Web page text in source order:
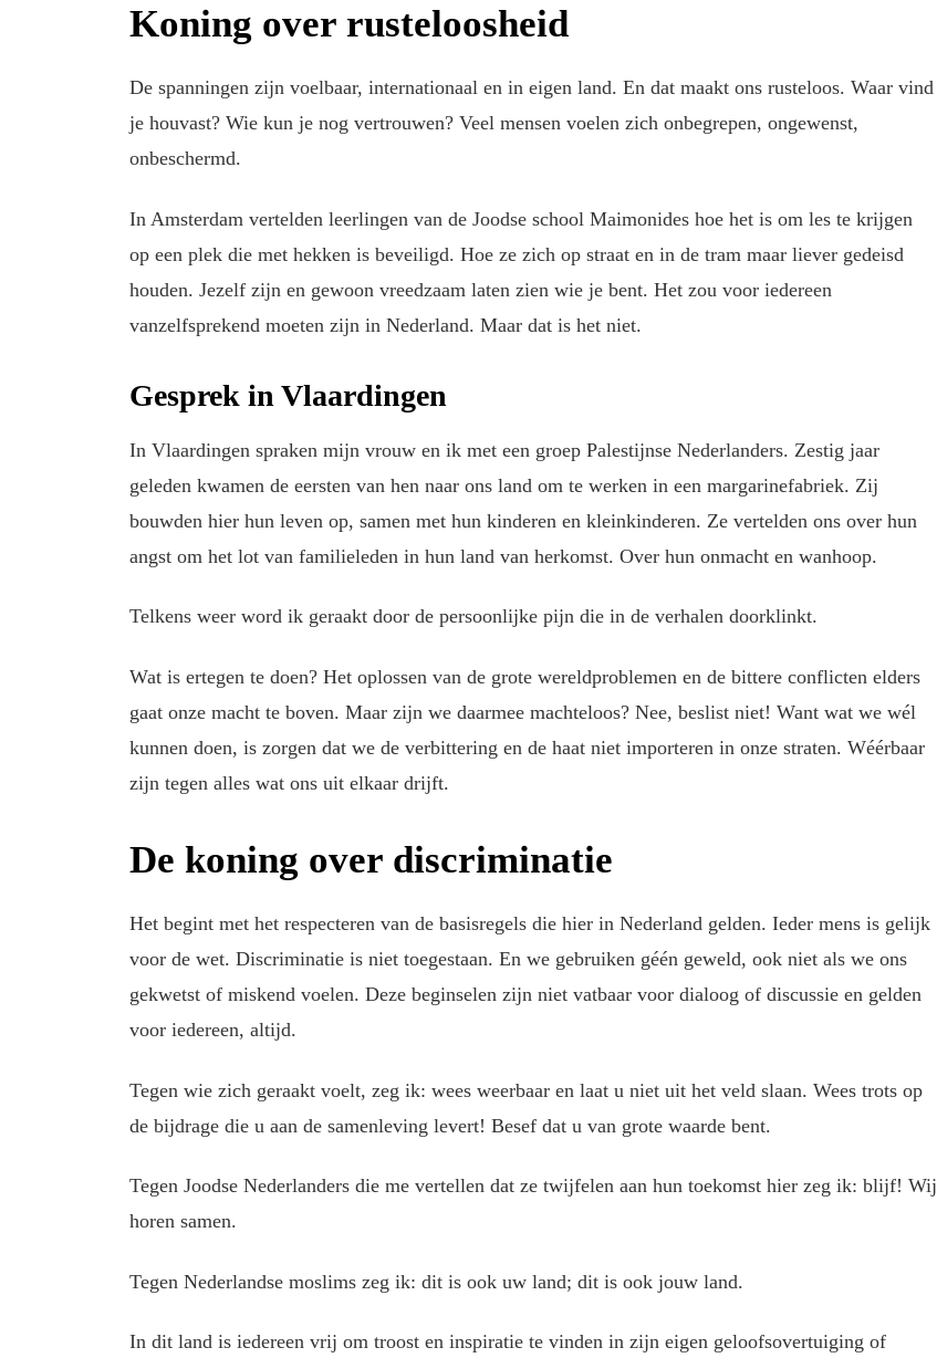
Koning over rusteloosheid
De spanningen zijn voelbaar, internationaal en in eigen land. En dat maakt ons rusteloos. Waar vind
je houvast? Wie kun je nog vertrouwen? Veel mensen voelen zich onbegrepen, ongewenst,
onbeschermd.
In Amsterdam vertelden leerlingen van de Joodse school Maimonides hoe het is om les te krijgen
op een plek die met hekken is beveiligd. Hoe ze zich op straat en in de tram maar liever gedeisd
houden. Jezelf zijn en gewoon vreedzaam laten zien wie je bent. Het zou voor iedereen
vanzelfsprekend moeten zijn in Nederland. Maar dat is het niet.
Gesprek in Vlaardingen
In Vlaardingen spraken mijn vrouw en ik met een groep Palestijnse Nederlanders. Zestig jaar
geleden kwamen de eersten van hen naar ons land om te werken in een margarinefabriek. Zij
bouwden hier hun leven op, samen met hun kinderen en kleinkinderen. Ze vertelden ons over hun
angst om het lot van familieleden in hun land van herkomst. Over hun onmacht en wanhoop.
Telkens weer word ik geraakt door de persoonlijke pijn die in de verhalen doorklinkt.
Wat is ertegen te doen? Het oplossen van de grote wereldproblemen en de bittere conflicten elders
gaat onze macht te boven. Maar zijn we daarmee machteloos? Nee, beslist niet! Want wat we wél
kunnen doen, is zorgen dat we de verbittering en de haat niet importeren in onze straten. Wéérbaar
zijn tegen alles wat ons uit elkaar drijft.
De koning over discriminatie
Het begint met het respecteren van de basisregels die hier in Nederland gelden. Ieder mens is gelijk
voor de wet. Discriminatie is niet toegestaan. En we gebruiken géén geweld, ook niet als we ons
gekwetst of miskend voelen. Deze beginselen zijn niet vatbaar voor dialoog of discussie en gelden
voor iedereen, altijd.
Tegen wie zich geraakt voelt, zeg ik: wees weerbaar en laat u niet uit het veld slaan. Wees trots op
de bijdrage die u aan de samenleving levert! Besef dat u van grote waarde bent.
Tegen Joodse Nederlanders die me vertellen dat ze twijfelen aan hun toekomst hier zeg ik: blijf! Wij
horen samen.
Tegen Nederlandse moslims zeg ik: dit is ook uw land; dit is ook jouw land.
In dit land is iedereen vrij om troost en inspiratie te vinden in zijn eigen geloofsovertuiging of